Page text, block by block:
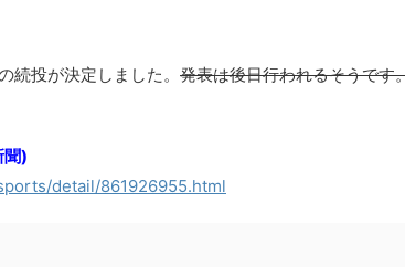
続投が決定しました。 発表は後日行われるそうです
聞)
detail/861926955.html